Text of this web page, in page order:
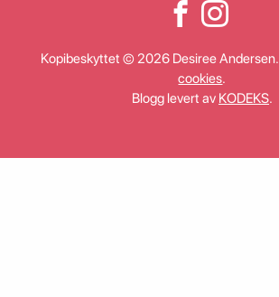
Kopibeskyttet © 2026 Desiree Andersen.
cookies.
Blogg levert av KODEKS.